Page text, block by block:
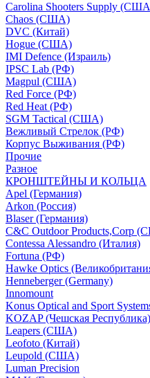
Carolina Shooters Supply
Chaos (США)
DVC (Китай)
Hogue (США)
IMI Defence (Израиль)
IPSC Lab (РФ)
Magpul (США)
Red Force (РФ)
Red Heat (РФ)
SGM Tactical (США)
Вежливый Стрелок (РФ)
Корпус Выживания (РФ)
Прочие
Разное
КРОНШТЕЙНЫ И КОЛЬЦА
Apel (Германия)
Arkon (Россия)
Blaser (Германия)
C&C Outdoor Products,Corp
Contessa Alessandro (Италия)
Fortuna (РФ)
Hawke Optics
Henneberger (Germany)
Innomount
Konus Optical and Sport
KOZAP (Чешская Республика)
Leapers (США)
Leofoto (Китай)
Leupold (США)
Luman Precision